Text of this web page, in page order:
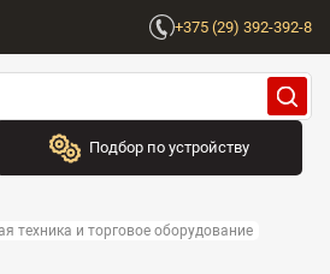
+375 (29) 392-392-8
Подбор по устройству
Выберите бренд
техника и торговое оборудование